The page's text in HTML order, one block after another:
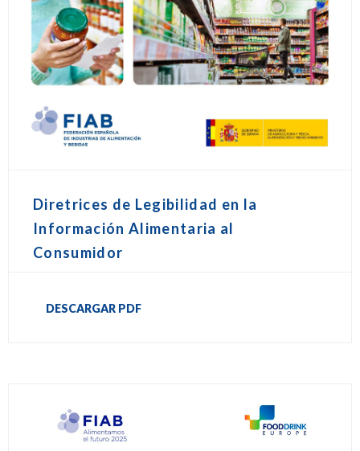
Diretrices de Legibilidad en la
Información Alimentaria al
Consumidor
DESCARGAR PDF